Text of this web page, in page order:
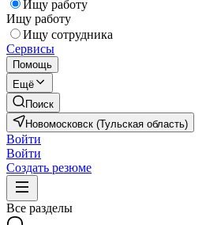
Ищу работу
Ищу работу
Ищу сотрудника
Сервисы
Помощь
Ещё
Поиск
Новомосковск (Тульская область)
Войти
Войти
Создать резюме
Все разделы